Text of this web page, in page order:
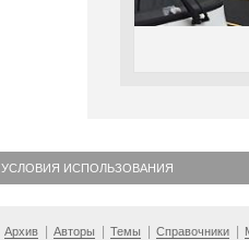
УСЛОВИЯ ИСПОЛЬЗОВАНИЯ
Архив Авторы Темы Справочники